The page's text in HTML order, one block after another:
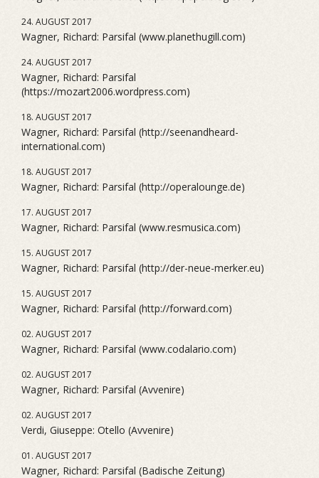
24. AUGUST 2017
Wagner, Richard: Parsifal (www.planethugill.com)
24. AUGUST 2017
Wagner, Richard: Parsifal
(https://mozart2006.wordpress.com)
18. AUGUST 2017
Wagner, Richard: Parsifal (http://seenandheard-
international.com)
18. AUGUST 2017
Wagner, Richard: Parsifal (http://operalounge.de)
17. AUGUST 2017
Wagner, Richard: Parsifal (www.resmusica.com)
15. AUGUST 2017
Wagner, Richard: Parsifal (http://der-neue-merker.eu)
15. AUGUST 2017
Wagner, Richard: Parsifal (http://forward.com)
02. AUGUST 2017
Wagner, Richard: Parsifal (www.codalario.com)
02. AUGUST 2017
Wagner, Richard: Parsifal (Avvenire)
02. AUGUST 2017
Verdi, Giuseppe: Otello (Avvenire)
01. AUGUST 2017
Wagner, Richard: Parsifal (Badische Zeitung)